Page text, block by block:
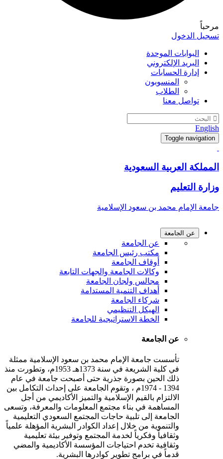
مرحباً
تسجيل الدخول
البوابات الموحدة
البريد الإلكتروني
إدارة الحسابات
المنسوبون
الطلاب
تواصل معنا
English
Toggle navigation
المملكة العربية السعودية
وزارة التعليم
جامعة الإمام محمد بن سعود الإسلامية
عن الجامعة
عن الجامعة
مكتب رئيس الجامعة
أوقاف الجامعة
وكالات الجامعة والجهات التابعة
مجالس ولجان الجامعة
أهداف التنمية المستدامة
شركاء الجامعة
الهيكل التنظيمي
الخطة الاستراتيجية للجامعة
عن الجامعة
تأسست جامعة الإمام محمد بن سعود الإسلامية ممثلة
في كلية الشريعة في سنة 1373هـ 1953م، وتطورت منذ
ذلك الحين بصورة جذرية حتى أصبحت جامعة في عام
1394 - 1974م ، وتقوم الجامعة على إحداث التكامل بين
الالتزام بالقيم الإسلامية والتميز الأكاديمي من أجل
المساهمة في بناء مجتمع المعلومات والمعرفة، وتسعى
الجامعة إلى تلبية حاجات المجتمع السعودي التعليمية
والتنموية من خلال إعداد الكوادر البشرية المؤهلة علمياً
وثقافياً وفكرياً لخدمة المجتمع وتوفير بيئة تعليمية
وثقافية تخدم احتياجات المؤسسة الأكاديمية والمضي
قدماً في برامج تطوير كوادرها البشرية.